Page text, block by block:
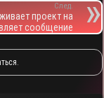
След.
проект на
сообщение
.